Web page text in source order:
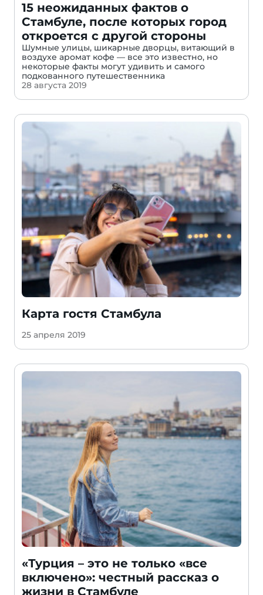
15 неожиданных фактов о
Стамбуле, после которых город
откроется с другой стороны
Шумные улицы, шикарные дворцы, витающий в
воздухе аромат кофе — все это известно, но
некоторые факты могут удивить и самого
подкованного путешественника
28 августа 2019
Карта гостя Стамбула
25 апреля 2019
«Турция – это не только «все
включено»: честный рассказ о
жизни в Стамбуле